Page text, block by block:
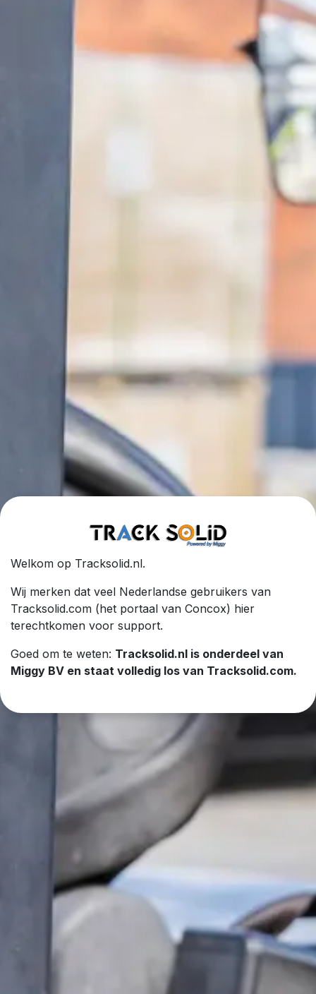
Welkom op Tracksolid.nl.
Wij merken dat veel Nederlandse gebruikers van
Tracksolid.com (het portaal van Concox) hier
terechtkomen voor support.
Goed om te weten: Tracksolid.nl is onderdeel van
Miggy BV en staat volledig los van Tracksolid.com.